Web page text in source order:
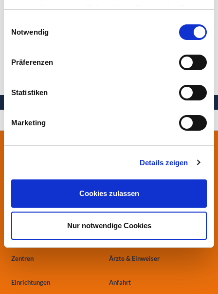
haben oder die sie im Rahmen Ihrer Nutzung der Dienste
Notwendig
Präferenzen
Statistiken
Marketing
Details zeigen
Cookies zulassen
Nur notwendige Cookies
Steril
Letzte
Ihre Gesundheit in besten Händen
info@heh-bs.de
Zentren Ärzte & Einweiser
Einrichtungen Anfahrt